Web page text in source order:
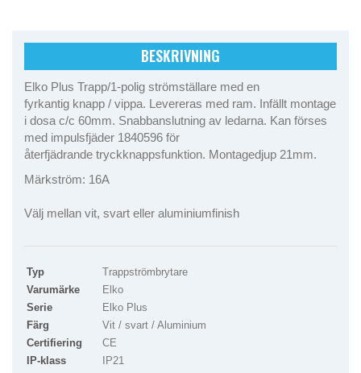
BESKRIVNING
Elko Plus Trapp/1-polig strömställare med en
fyrkantig knapp / vippa. Levereras med ram. Infällt montage
i dosa c/c 60mm. Snabbanslutning av ledarna. Kan förses
med impulsfjäder 1840596 för
återfjädrande tryckknappsfunktion. Montagedjup 21mm.
Märkström: 16A
Välj mellan vit, svart eller aluminiumfinish
Typ
Trappströmbrytare
Varumärke
Elko
Serie
Elko Plus
Färg
Vit / svart / Aluminium
Certifiering
CE
IP-klass
IP21